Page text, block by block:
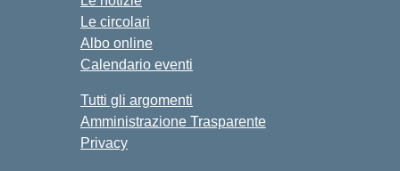
Le circolari
Albo online
Calendario eventi
Tutti gli argomenti
Amministrazione Trasparente
Privacy